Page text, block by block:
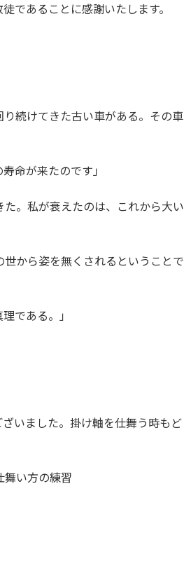
であることに感謝いたします。
り続けてきた古い車がある。その車
命が来たのです」
た。私が衰えたのは、これから大い
世から姿を無くされるということで
である。」
いました。掛け軸を仕舞う時もど
舞い方の練習